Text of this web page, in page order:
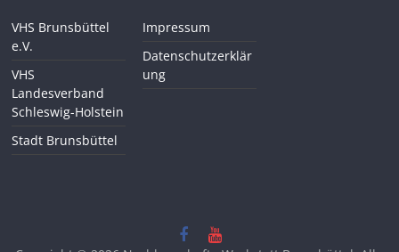
VHS Brunsbüttel
e.V.
VHS
Landesverband
Schleswig-Holstein
Stadt Brunsbüttel
Impressum
Datenschutzerklär
ung